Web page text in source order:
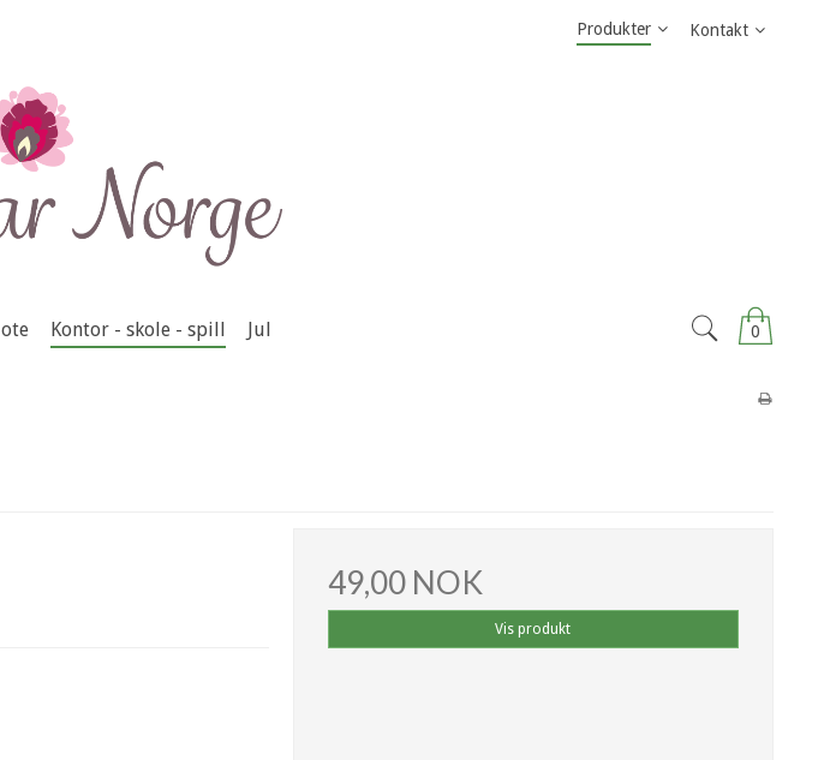
Produkter Kontakt
0
Kontor - skole - spill Jul
49,00 NOK
Vis produkt